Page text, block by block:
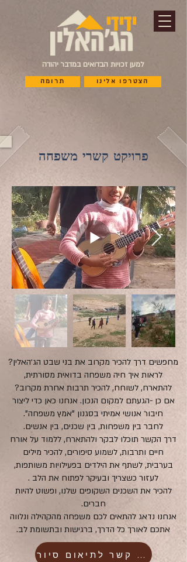
למען זכויות הבדואים במדבר יהודה
תרומה הצטרפו אלינו
פרויקט קשרי משפחה
מחפשים דרך להכיר מקרוב את בני שבט הג׳האלין?
לראות איך חיה משפחה בדואית מסורתית,
להתארח, לשוחח, להכיר תרבות אחרת מקרוב?
אם כן -הגעתם למקום הנכון. אנחנו כאן כדי ליצור
חיבור אנושי אמיתי בסגנון "אמץ משפחה".
לחבר בין משפחות, בין שכנים, בין אנשים.
דרך הקשר תוכלו לבקר ולהתארח, ללמוד על אורח
חיים ותרבות, לשמוע סיפורים, להכיר מילים
בערבית, לשתף את הילדים בפעילויות משותפות,
לעזור כשצריך ובעיקר לפתוח את הלב .
להכיר את השכנים השקופים שלנו, ופשוט להיות
חברים.
אנחנו נדאג להתאים לכם משפחה מהקהילה ונלווה
אתכם לאורך כל הדרך, ברגישות ובתשומת לב.
יצירת קשר לתיאום סיור